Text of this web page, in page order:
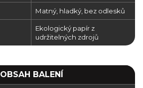
Matný, hladký, bez odlesků
Ekologický papír z
udržitelných zdrojů
OBSAH BALENÍ